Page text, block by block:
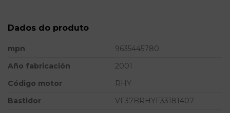
Dados do produto
mpn
9635445780
Año fabricación
2001
Código motor
RHY
Bastidor
VF37BRHYF33181407